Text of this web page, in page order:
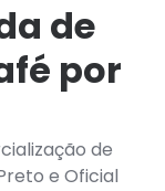
de
por
de
e Oficial